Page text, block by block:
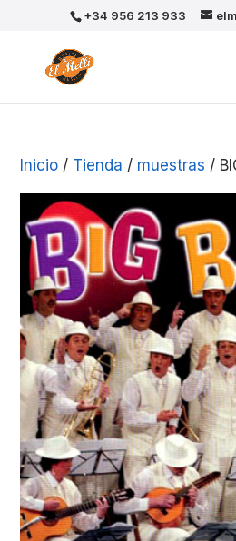
+34 956 213 933
Inicio / Tienda / muestras /